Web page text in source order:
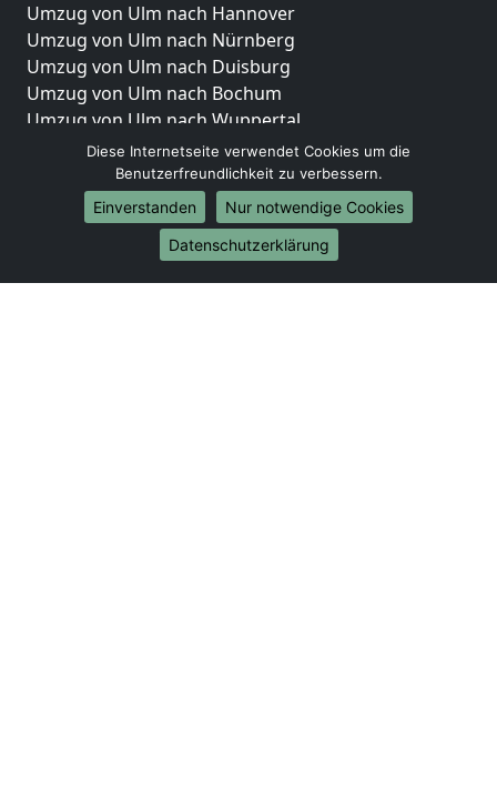
Umzug von Ulm nach Hannover
Umzug von Ulm nach Nürnberg
Umzug von Ulm nach Duisburg
Umzug von Ulm nach Bochum
Umzug von Ulm nach Wuppertal
Umzug von Ulm nach Bielefeld
Umzug von Ulm nach Bonn
Umzug von Ulm nach Münster
Internationale-Umzüge
Umzug von Ulm nach Brasilien
Diese Internetseite verwendet Cookies um die
Benutzerfreundlichkeit zu verbessern.
Einverstanden
Nur notwendige Cookies
Datenschutzerklärung